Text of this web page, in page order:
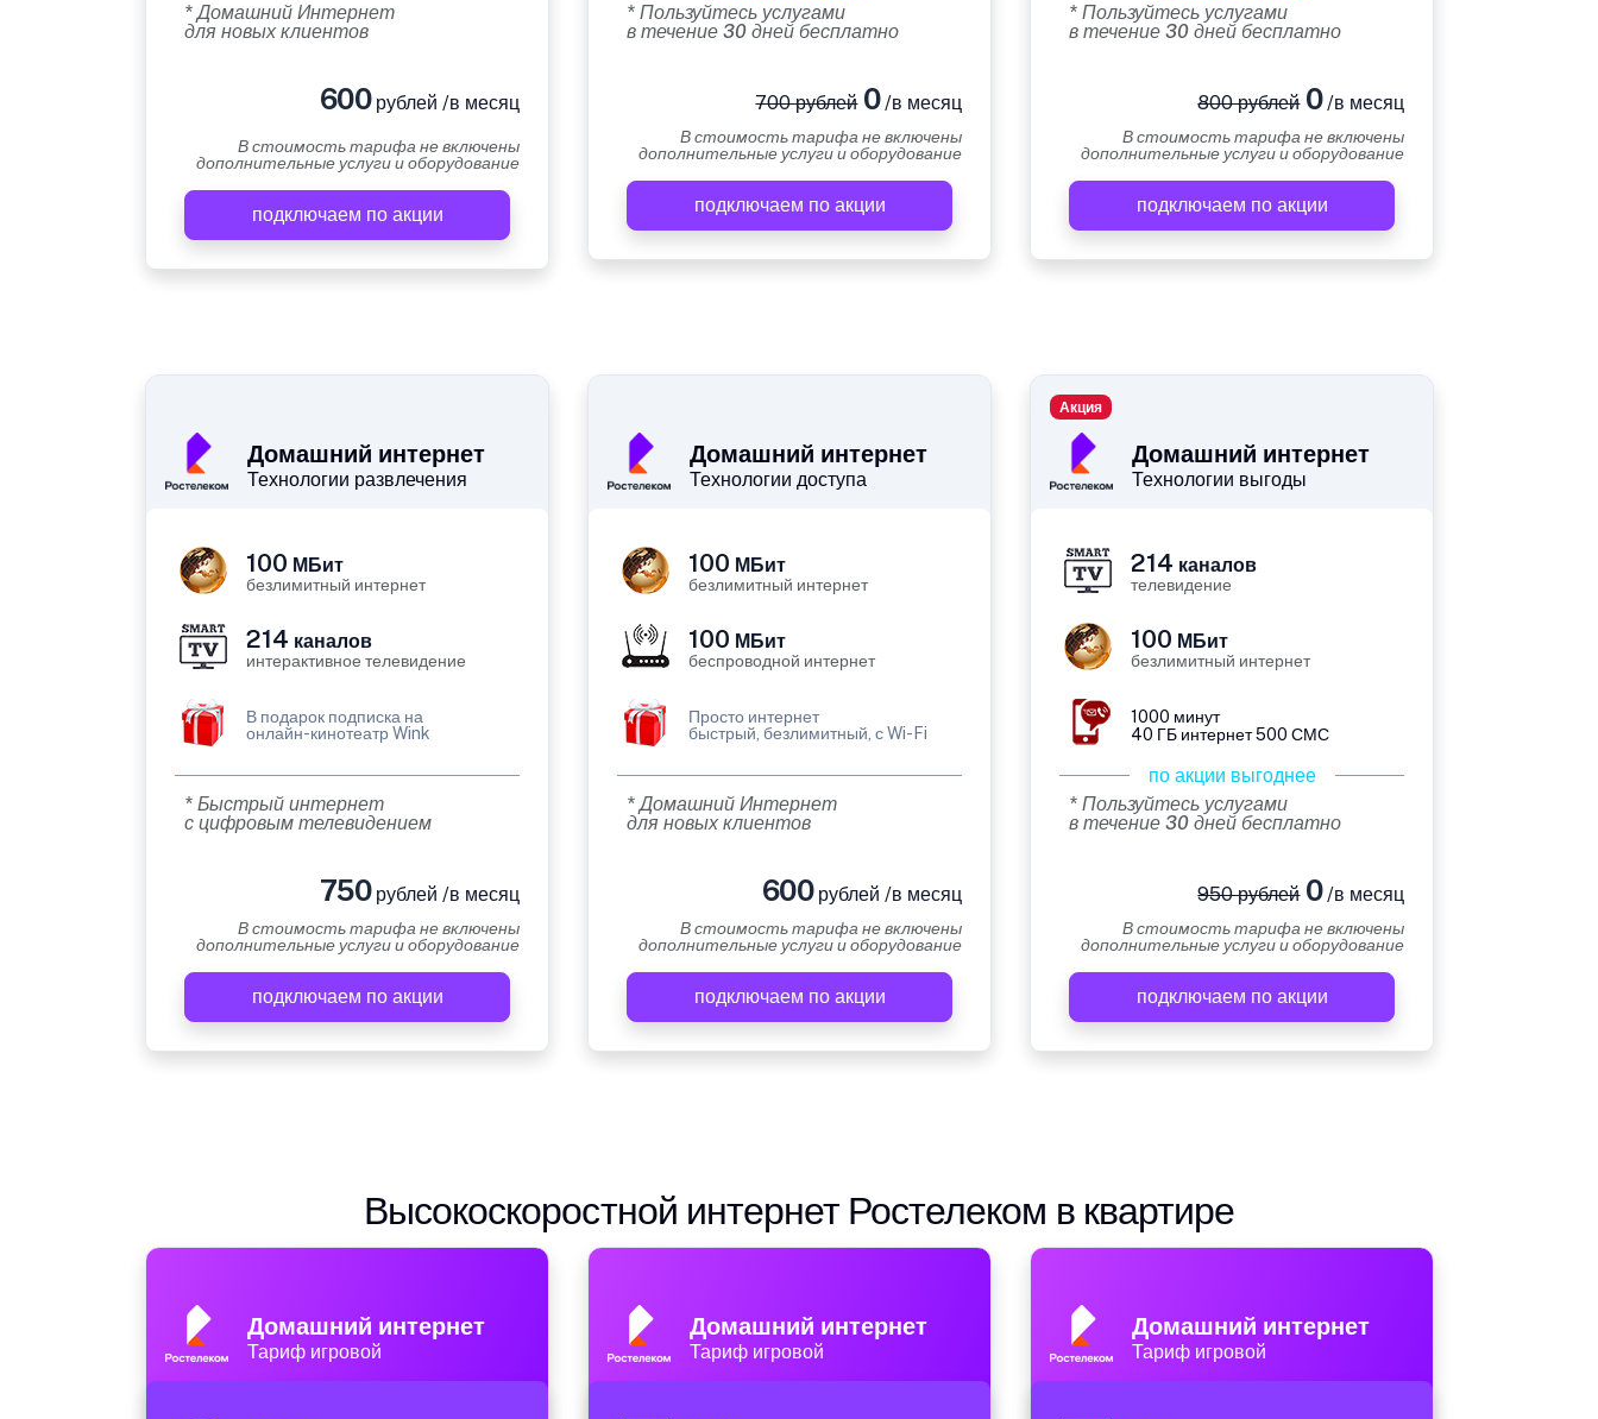
* Домашний Интернет
для новых клиентов
600рублей /в месяц
В стоимость тарифа не включены
дополнительные услуги и оборудование
подключаем по акции
* Пользуйтесь услугами
в течение 30 дней бесплатно
700 рублей0/в месяц
В стоимость тарифа не включены
дополнительные услуги и оборудование
подключаем по акции
* Пользуйтесь услугами
в течение 30 дней бесплатно
800 рублей0/в месяц
В стоимость тарифа не включены
дополнительные услуги и оборудование
подключаем по акции
Домашний интернет
Технологии развлечения
100 МБит
безлимитный интернет
214 каналов
интерактивное телевидение
В подарок подписка на
онлайн-кинотеатр Wink
* Быстрый интернет
с цифровым телевидением
750рублей /в месяц
В стоимость тарифа не включены
дополнительные услуги и оборудование
подключаем по акции
Домашний интернет
Технологии доступа
100 МБит
безлимитный интернет
100 МБит
беспроводной интернет
Просто интернет
быстрый, безлимитный, с Wi-Fi
* Домашний Интернет
для новых клиентов
600рублей /в месяц
В стоимость тарифа не включены
дополнительные услуги и оборудование
подключаем по акции
Домашний интернет
Технологии выгоды
Акция
214 каналов
телевидение
100 МБит
безлимитный интернет
1000 минут
40 ГБ интернет 500 СМС
по акции выгоднее
* Пользуйтесь услугами
в течение 30 дней бесплатно
950 рублей0/в месяц
В стоимость тарифа не включены
дополнительные услуги и оборудование
подключаем по акции
Высокоскоростной интернет Ростелеком в квартире
Домашний интернет
Тариф игровой
Домашний интернет
Тариф игровой
Домашний интернет
Тариф игровой